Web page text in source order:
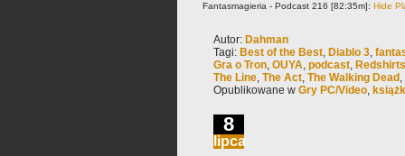
Fantasmagieria - Podcast 216 [82:35m]: Hide
Autor: Dahman
Tagi: Best of the Best, Diablo 3,
Gra o Tron, OUYA, podcast, Redshirts
The Line, The Act, The Walking Dead ,
Opublikowane w Gry PC/Video,
8
lipca